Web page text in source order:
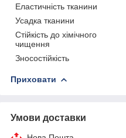
Еластичність тканини
Усадка тканини
Стійкість до хімічного
чищення
Зносостійкість
Приховати
Умови доставки